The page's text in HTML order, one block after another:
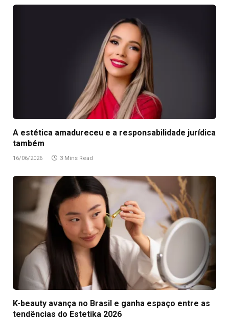
A estética amadureceu e a responsabilidade jurídica
também
16/06/2026 3 Mins Read
K-beauty avança no Brasil e ganha espaço entre as
tendências do Estetika 2026